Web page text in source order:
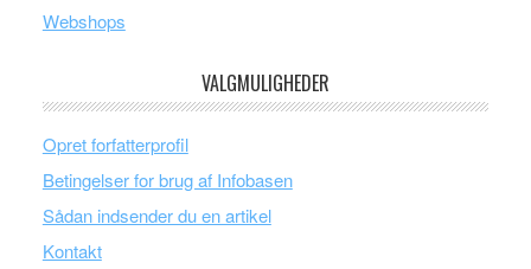
Webshops
VALGMULIGHEDER
Opret forfatterprofil
Betingelser for brug af Infobasen
Sådan indsender du en artikel
Kontakt